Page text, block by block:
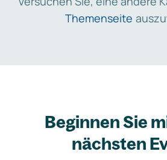
Themenseite
Beginnen Sie
nächsten